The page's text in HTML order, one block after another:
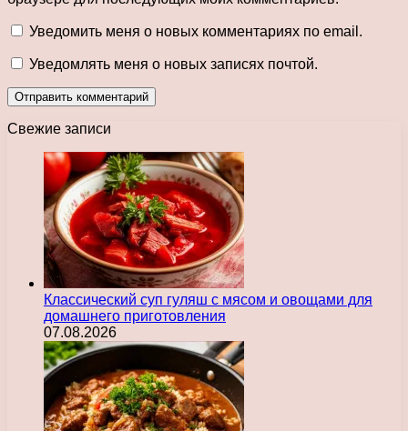
Уведомить меня о новых комментариях по email.
Уведомлять меня о новых записях почтой.
Свежие записи
Классический суп гуляш с мясом и овощами для
домашнего приготовления
07.08.2026